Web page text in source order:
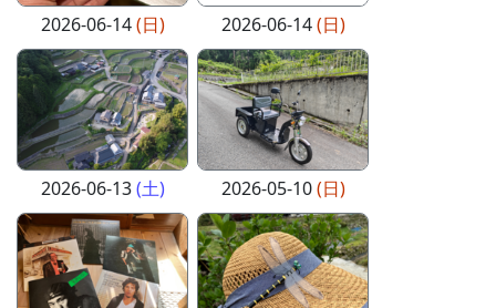
2026-06-14(日) 2026-06-14(日)
2026-06-13(土) 2026-05-10(日)